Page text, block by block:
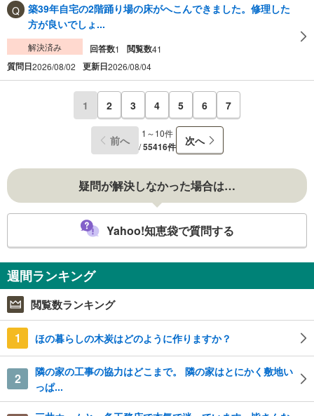
築39年自宅の2階踊り場の床がへこんできました。修理した
方が良いでしょ...
解決済み 回答数1 閲覧数41
質問日2026/08/02 更新日2026/08/04
1 2 3 4 5 6 7
前へ
1～10件
/55416件 次へ
疑問が解決しなかった場合は…
Yahoo!知恵袋で質問する
週間ランキング
閲覧数ランキング
1 ほの暮らしの木炭はどのように作りますか？
2
隣の家の工事の協力はどこまで。 隣の家はとにかく敷地い
っぱ...